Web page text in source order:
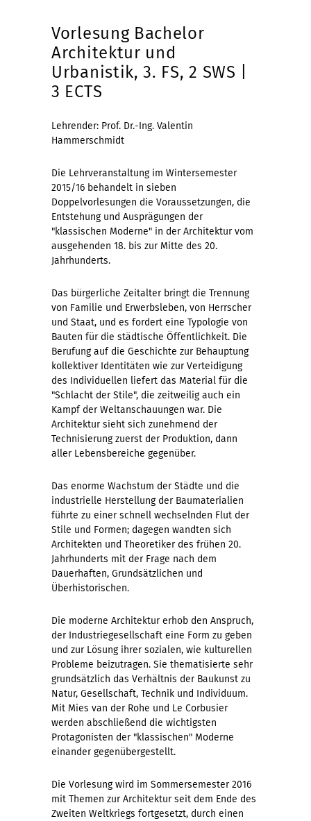
Vorlesung Bachelor
Architektur und
Urbanistik, 3. FS, 2 SWS |
3 ECTS
Lehrender: Prof. Dr.-Ing. Valentin
Hammerschmidt
Die Lehrveranstaltung im Wintersemester
2015/16 behandelt in sieben
Doppelvorlesungen die Voraussetzungen, die
Entstehung und Ausprägungen der
"klassischen Moderne" in der Architektur vom
ausgehenden 18. bis zur Mitte des 20.
Jahrhunderts.
Das bürgerliche Zeitalter bringt die Trennung
von Familie und Erwerbsleben, von Herrscher
und Staat, und es fordert eine Typologie von
Bauten für die städtische Öffentlichkeit. Die
Berufung auf die Geschichte zur Behauptung
kollektiver Identitäten wie zur Verteidigung
des Individuellen liefert das Material für die
"Schlacht der Stile", die zeitweilig auch ein
Kampf der Weltanschauungen war. Die
Architektur sieht sich zunehmend der
Technisierung zuerst der Produktion, dann
aller Lebensbereiche gegenüber.
Das enorme Wachstum der Städte und die
industrielle Herstellung der Baumaterialien
führte zu einer schnell wechselnden Flut der
Stile und Formen; dagegen wandten sich
Architekten und Theoretiker des frühen 20.
Jahrhunderts mit der Frage nach dem
Dauerhaften, Grundsätzlichen und
Überhistorischen.
Die moderne Architektur erhob den Anspruch,
der Industriegesellschaft eine Form zu geben
und zur Lösung ihrer sozialen, wie kulturellen
Probleme beizutragen. Sie thematisierte sehr
grundsätzlich das Verhältnis der Baukunst zu
Natur, Gesellschaft, Technik und Individuum.
Mit Mies van der Rohe und Le Corbusier
werden abschließend die wichtigsten
Protagonisten der "klassischen" Moderne
einander gegenübergestellt.
Die Vorlesung wird im Sommersemester 2016
mit Themen zur Architektur seit dem Ende des
Zweiten Weltkriegs fortgesetzt, durch einen